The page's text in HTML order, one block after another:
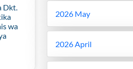
Dkt.
wa
2026 May
2026 April